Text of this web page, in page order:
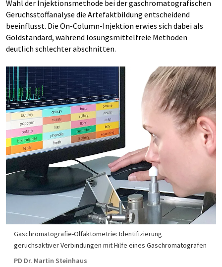
Wahl der Injektionsmethode bei der gaschromatografischen
Geruchsstoffanalyse die Artefaktbildung entscheidend
beeinflusst. Die On-Column-Injektion erwies sich dabei als
Goldstandard, während lösungsmittelfreie Methoden
deutlich schlechter abschnitten.
Gaschromatografie-Olfaktometrie: Identifizierung
geruchsaktiver Verbindungen mit Hilfe eines Gaschromatografen
PD Dr. Martin Steinhaus